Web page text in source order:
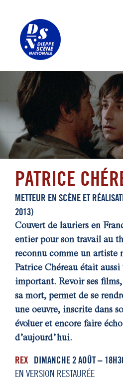
PATRICE
METTEUR EN SCÈNE ET
2013)
Couvert de lauriers en
entier pour son travail au
reconnu comme un artiste
Patrice Chéreau était aussi
important. Revoir ses
sa mort, permet de se
une oeuvre, inscrite dans
évoluer et encore faire
d’aujourd’hui.
REX DIMANCHE 2 AOÛT –
EN VERSION RESTAURÉE